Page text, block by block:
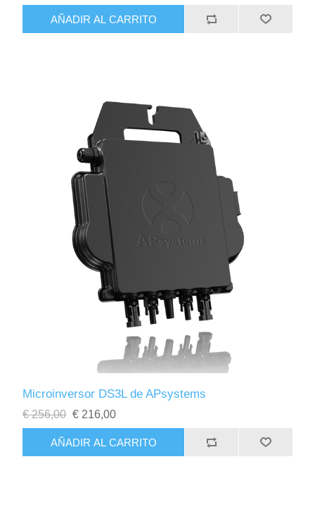
Microinversor DS3L de APsystems
€ 256,00 € 216,00